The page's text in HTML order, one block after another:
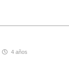
4 años